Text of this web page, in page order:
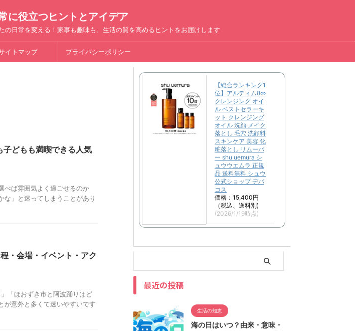
に役立つヒントとアイデア
の日常を変える！家事も趣味も、生活の質を高めるヒントをお届けします
イトマップ プライバシーポリシー
どもも満喫できる人気
べば雰囲気よく過ごせるのか
な」と迷ってしまうことがあり
・会場・イベント・アク
「ほおずき市と阿波踊りはど
が意外と多くて迷いやすいです
【総合ランキング1
位】アルティム8∞
クレンジング オイ
ル ベストセラーキ
ット クレンジング
オイル 洗顔 メイク
落とし 毛穴 洗顔料
スキンケア 美容 化
粧落とし リムーバ
ー shu uemura シ
ュウウエムラ 正規
品 送料無料 シュウ
公式ショップ デパ
コス
価格：15,400円
（税込、送料別)
(2026/1/19時点)
最近の投稿
生活の知恵
海の日はいつ？由来・意味・